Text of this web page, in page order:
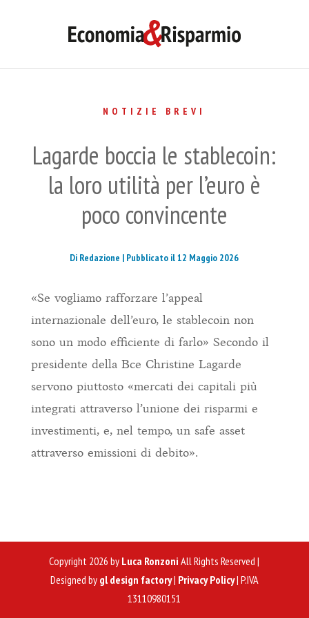
NOTIZIE BREVI
Lagarde boccia le stablecoin:
la loro utilità per l’euro è
poco convincente
Di Redazione | Pubblicato il 12 Maggio 2026
«Se vogliamo rafforzare l’appeal
internazionale dell’euro, le stablecoin non
sono un modo efficiente di farlo» Secondo il
presidente della Bce Christine Lagarde
servono piuttosto «mercati dei capitali più
integrati attraverso l’unione dei risparmi e
investimenti, e, nel tempo, un safe asset
attraverso emissioni di debito».
Copyright 2026 by Luca Ronzoni All Rights Reserved |
Designed by gl design factory| Privacy Policy| P.IVA
13110980151